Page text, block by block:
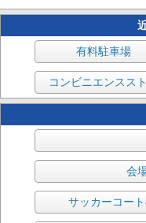
有料駐車場
コンビニエンスス
会
サッカーコー